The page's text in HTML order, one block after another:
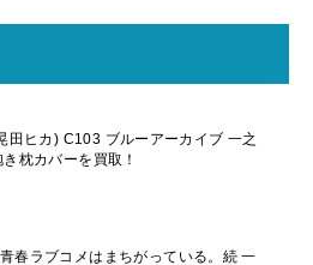
田ヒカ) C103 ブルーアーカイブ 一之
枕カバーを買取！
春ラブコメはまちがっている。続 一